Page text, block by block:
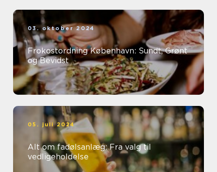
03. oktober 2024
Frokostordning København: Sundt, Grønt
og Bevidst
05. juli 2024
Alt om fadølsanlæg: Fra valg til
vedligeholdelse